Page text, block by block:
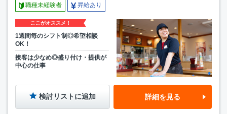
職種未経験者 昇給あり
ここがオススメ！
1週間毎のシフト制◎希望相談
OK！
接客は少なめ◎盛り付け・提供が
中心の仕事
検討リストに追加 詳細を見る